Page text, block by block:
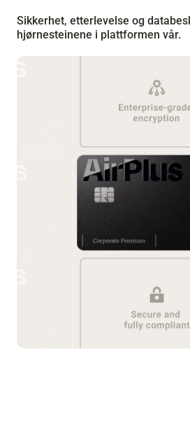
Sikkerhet, etterlevelse og
hjørnesteinene i plattformen vår.